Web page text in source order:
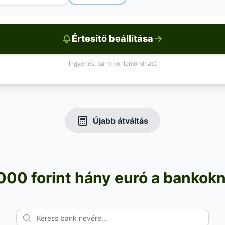
Értesítő beállítása
Ingyenes, bármikor lemondható
Újabb átváltás
forint hány euró a